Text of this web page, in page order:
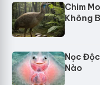
Chim
Không
Nọc
Nào